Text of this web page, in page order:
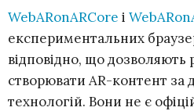
WebARonARCore і
експериментальних
відповідно, що дозволяють
створювати AR-контент
технологій. Вони не є